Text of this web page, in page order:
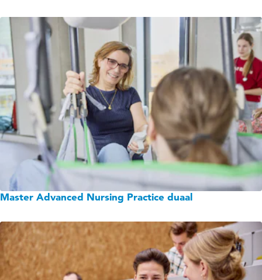
Master Advanced Nursing Practice duaal